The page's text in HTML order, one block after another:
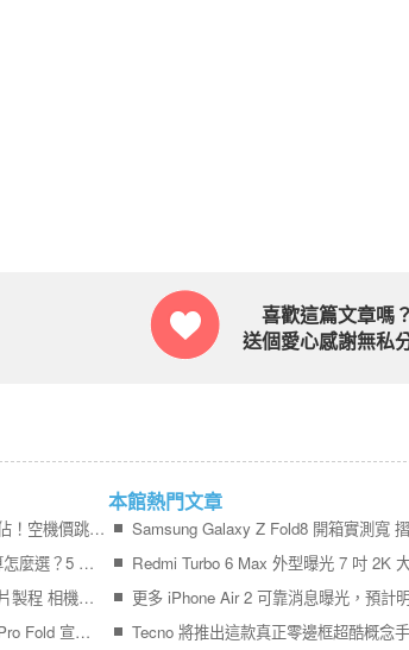
喜歡這篇文章嗎？
送個愛心感謝無私
iPhone 17＋iPhone Air 狂掃 89% 市佔！空機價跳水 9,410 元引爆尾盤買氣
2026 最值得買的手機推薦｜不同預算怎麼選？5 款熱門手機完整比較
Galaxy S27 Ultra 傳全面導入噴墨鏡片製程 相機模組更薄、拍攝品質再提升
終於輪到 Google 官方公布 Pixel 11 Pro Fold 宣傳影片
本館熱門文章
Tecno 將推出這款真正零邊框超酷概念